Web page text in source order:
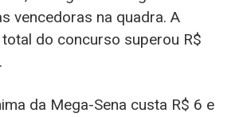
vencedoras na quadra. A
do concurso superou R$
da Mega-Sena custa R$ 6 e